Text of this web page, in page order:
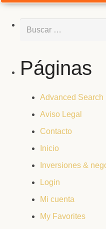
Páginas
Advanced Search
Aviso Legal
Contacto
Inicio
Inversiones &
Login
Mi cuenta
My Favorites